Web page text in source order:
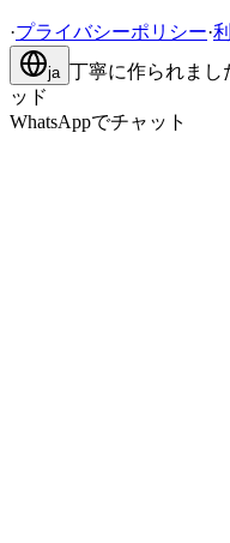
·プライバシーポリシー·
ja 丁寧に作られまし
ッド
WhatsAppでチャット